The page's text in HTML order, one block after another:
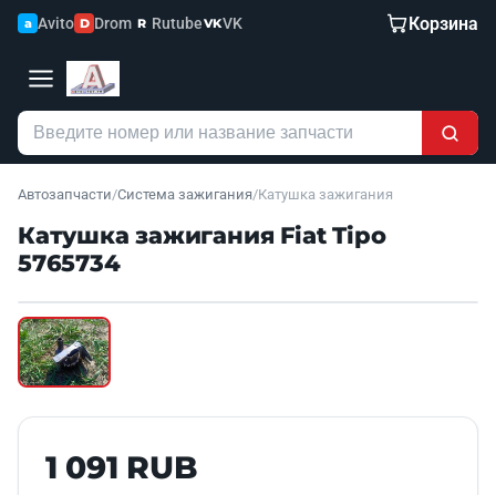
a Avito D Drom R RutubeVKVK Корзина
Автозапчасти/Система зажигания/Катушка зажигания
Катушка зажигания Fiat Tipo
5765734
Б/У В НАЛИЧИИ
1 091 RUB